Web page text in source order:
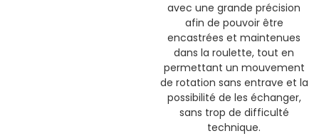
avec une grande précision
afin de pouvoir être
encastrées et maintenues
dans la roulette, tout en
permettant un mouvement
de rotation sans entrave et la
possibilité de les échanger,
sans trop de difficulté
technique.